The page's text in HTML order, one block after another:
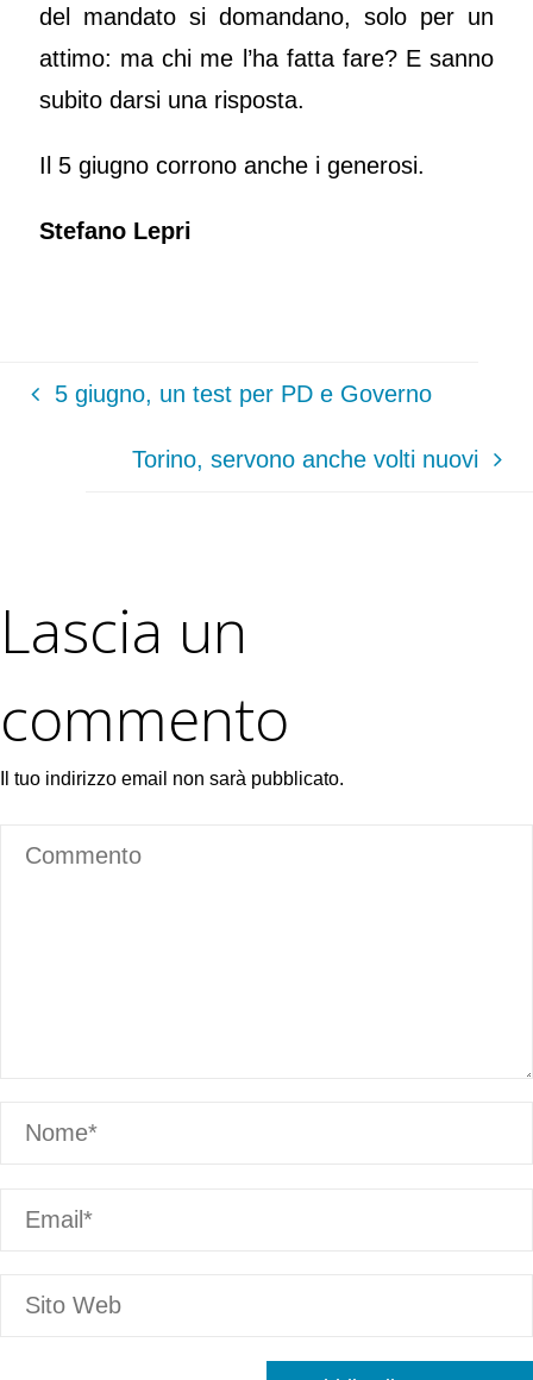
del mandato si domandano, solo per un
attimo: ma chi me l’ha fatta fare? E sanno
subito darsi una risposta.
Il 5 giugno corrono anche i generosi.
Stefano Lepri
5 giugno, un test per PD e Governo
Torino, servono anche volti nuovi
Lascia un
commento
Il tuo indirizzo email non sarà pubblicato.